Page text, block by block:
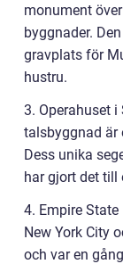
monument
byggnader.
gravplats för
hustru.
3. Operahuset i
talsbyggnad är
Dess unika
har gjort det till
4. Empire
New York City
och var en